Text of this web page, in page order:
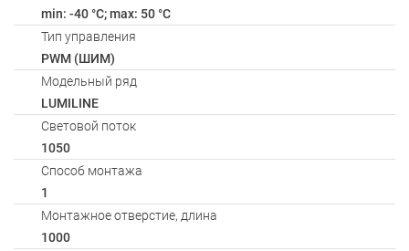
min: -40 °C; max: 50 °C
Тип управления
PWM (ШИМ)
Модельный ряд
LUMILINE
Световой поток
1050
Способ монтажа
1
Монтажное отверстие, длина
1000